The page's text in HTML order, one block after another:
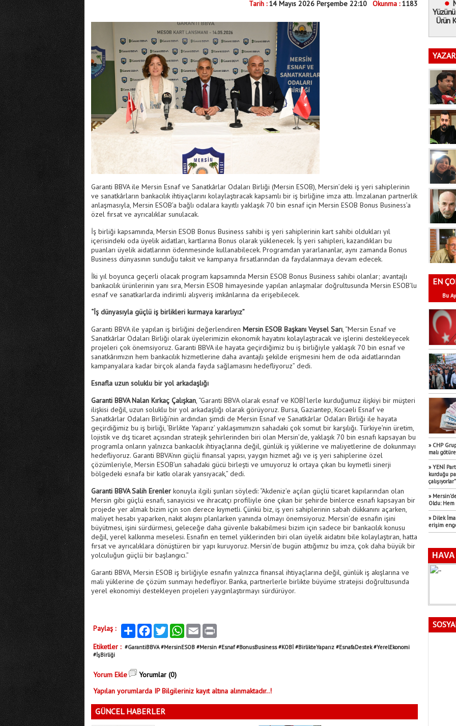
Tarih : 14 Mayıs 2026 Perşembe 22:10 Okunma : 1183
Garanti BBVA ile Mersin Esnaf ve Sanatkârlar Odaları Birliği (Mersin ESOB), Mersin’deki iş yeri sahiplerinin
ve sanatkârların bankacılık ihtiyaçlarını kolaylaştıracak kapsamlı bir iş birliğine imza attı. İmzalanan partnerlik
anlaşmasıyla, Mersin ESOB’a bağlı odalara kayıtlı yaklaşık 70 bin esnaf için Mersin ESOB Bonus Business’a
özel fırsat ve ayrıcalıklar sunulacak.
İş birliği kapsamında, Mersin ESOB Bonus Business sahibi iş yeri sahiplerinin kart sahibi oldukları yıl
içerisindeki oda üyelik aidatları, kartlarına Bonus olarak yüklenecek. İş yeri sahipleri, kazandıkları bu
puanları üyelik aidatlarının ödenmesinde kullanabilecek. Programdan yararlananlar, aynı zamanda Bonus
Business dünyasının sunduğu taksit ve kampanya fırsatlarından da faydalanmaya devam edecek.
İki yıl boyunca geçerli olacak program kapsamında Mersin ESOB Bonus Business sahibi olanlar; avantajlı
bankacılık ürünlerinin yanı sıra, Mersin ESOB himayesinde yapılan anlaşmalar doğrultusunda Mersin ESOB’lu
esnaf ve sanatkarlarda indirimli alışveriş imkânlarına da erişebilecek.
“İş dünyasıyla güçlü iş birlikleri kurmaya kararlıyız”
Garanti BBVA ile yapılan iş birliğini değerlendiren Mersin ESOB Başkanı Veysel Sarı, “Mersin Esnaf ve
Sanatkârlar Odaları Birliği olarak üyelerimizin ekonomik hayatını kolaylaştıracak ve işlerini destekleyecek
projeleri çok önemsiyoruz. Garanti BBVA ile hayata geçirdiğimiz bu iş birliğiyle yaklaşık 70 bin esnaf ve
sanatkârımızın hem bankacılık hizmetlerine daha avantajlı şekilde erişmesini hem de oda aidatlarından
kampanyalara kadar birçok alanda fayda sağlamasını hedefliyoruz” dedi.
Esnafla uzun soluklu bir yol arkadaşlığı
Garanti BBVA Nalan Kırkaç Çalışkan, “Garanti BBVA olarak esnaf ve KOBİ’lerle kurduğumuz ilişkiyi bir müşteri
ilişkisi değil, uzun soluklu bir yol arkadaşlığı olarak görüyoruz. Bursa, Gaziantep, Kocaeli Esnaf ve
Sanatkârlar Odaları Birliği’nin ardından şimdi de Mersin Esnaf ve Sanatkârlar Odaları Birliği ile hayata
geçirdiğimiz bu iş birliği, ‘Birlikte Yaparız’ yaklaşımımızın sahadaki çok somut bir karşılığı. Türkiye’nin üretim,
lojistik ve dış ticaret açısından stratejik şehirlerinden biri olan Mersin’de, yaklaşık 70 bin esnafı kapsayan bu
programla onların yalnızca bankacılık ihtiyaçlarına değil, günlük iş yüklerine ve maliyetlerine de dokunmayı
hedefliyoruz. Garanti BBVA’nın güçlü finansal yapısı, yaygın hizmet ağı ve iş yeri sahiplerine özel
çözümleriyle, Mersin ESOB’un sahadaki gücü birleşti ve umuyoruz ki ortaya çıkan bu kıymetli sinerji
bölgedeki esnafa bir katkı olarak yansıyacak,” dedi.
Garanti BBVA Salih Erenler konuyla ilgili şunları söyledi: “Akdeniz’e açılan güçlü ticaret kapılarından olan
Mersin gibi güçlü esnafı, sanayicisi ve ihracatçı profiliyle öne çıkan bir şehirde binlerce esnafı kapsayan bir
projede yer almak bizim için son derece kıymetli. Çünkü biz, iş yeri sahiplerinin sabah dükkanını açarken,
maliyet hesabı yaparken, nakit akışını planlarken yanında olmayı önemsiyoruz. Mersin’de esnafın işini
büyütmesi, işini sürdürmesi, geleceğe daha güvenle bakabilmesi bizim için sadece bir bankacılık konusu
değil, yerel kalkınma meselesi. Esnafın en temel yüklerinden biri olan üyelik aidatını bile kolaylaştıran, hatta
fırsat ve ayrıcalıklara dönüştüren bir yapı kuruyoruz. Mersin’de bugün attığımız bu imza, çok daha büyük bir
yolculuğun güçlü bir başlangıcı.”
Garanti BBVA, Mersin ESOB iş birliğiyle esnafın yalnızca finansal ihtiyaçlarına değil, günlük iş akışlarına ve
mali yüklerine de çözüm sunmayı hedefliyor. Banka, partnerlerle birlikte büyüme stratejisi doğrultusunda
yerel ekonomiyi destekleyen projeleri yaygınlaştırmayı sürdürüyor.
Paylaş : Paylaş FacebookTwitter WhatsAppEmail
Etiketler : #GarantiBBVA #MersinESOB #Mersin #Esnaf #BonusBusiness #KOBİ #BirlikteYaparız #EsnafaDestek #YerelEkonomi
#İşBirliği
Yorum Ekle
Yorumlar (0)
Yapılan yorumlarda IP Bilgileriniz kayıt altına alınmaktadır..!
GÜNCEL HABERLER
Ürün
EN
Bu Ay
» CHP
malı
» YENİ
kurduğu
çalışıyorlar"
»
Oldu:
» Dilek
erişim